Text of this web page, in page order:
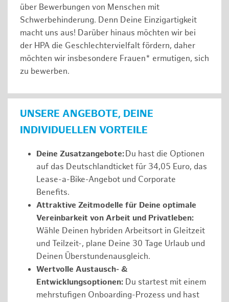
über Bewerbungen von Menschen mit
Schwerbehinderung. Denn Deine Einzigartigkeit
macht uns aus! Darüber hinaus möchten wir bei
der HPA die Geschlechtervielfalt fördern, daher
möchten wir insbesondere Frauen* ermutigen, sich
zu bewerben.
UNSERE ANGEBOTE, DEINE
INDIVIDUELLEN VORTEILE
Deine Zusatzangebote: Du hast die Optionen
auf das Deutschlandticket für 34,05 Euro, das
Lease-a-Bike-Angebot und Corporate
Benefits.
Attraktive Zeitmodelle für Deine optimale
Vereinbarkeit von Arbeit und Privatleben:
Wähle Deinen hybriden Arbeitsort in Gleitzeit
und Teilzeit-, plane Deine 30 Tage Urlaub und
Deinen Überstundenausgleich.
Wertvolle Austausch- &
Entwicklungsoptionen: Du startest mit einem
mehrstufigen Onboarding-Prozess und hast